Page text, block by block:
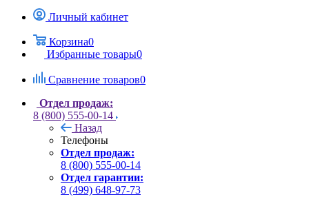
Личный кабинет
Корзина0
Избранные товары0
Сравнение товаров0
Отдел продаж:
8 (800) 555-00-14
Назад
Телефоны
Отдел продаж:
8 (800) 555-00-14
Отдел гарантии:
8 (499) 648-97-73